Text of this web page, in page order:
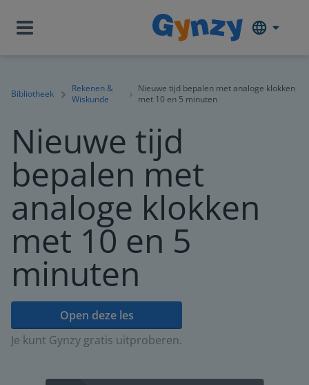
Bibliotheek
Rekenen &
Wiskunde
Nieuwe tijd bepalen met analoge klokken
met 10 en 5 minuten
Nieuwe tijd
bepalen met
analoge klokken
met 10 en 5
minuten
Open deze les
Je kunt Gynzy gratis uitproberen.